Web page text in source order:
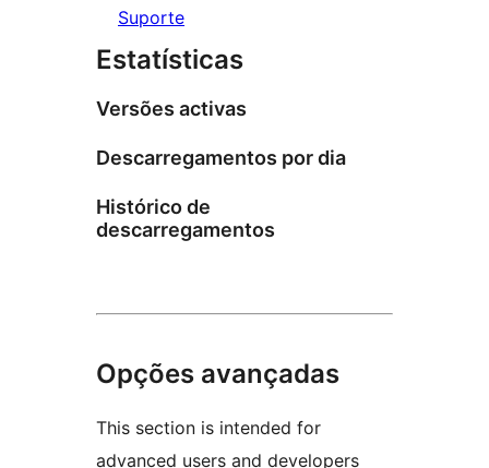
Suporte
Estatísticas
Versões activas
Descarregamentos por dia
Histórico de
descarregamentos
Opções avançadas
This section is intended for
advanced users and developers